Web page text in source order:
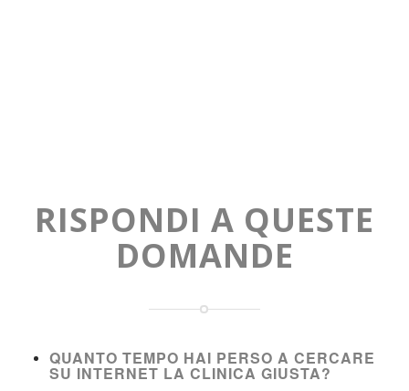
RISPONDI A QUESTE
DOMANDE
QUANTO TEMPO HAI PERSO A CERCARE
SU INTERNET LA CLINICA GIUSTA?